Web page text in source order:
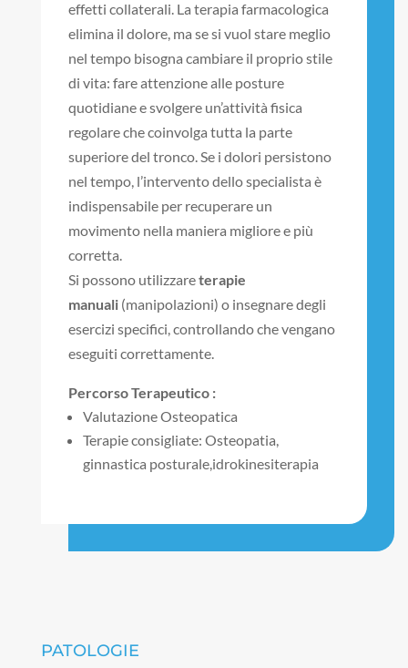
effetti collaterali. La terapia farmacologica
elimina il dolore, ma se si vuol stare meglio
nel tempo bisogna cambiare il proprio stile
di vita: fare attenzione alle posture
quotidiane e svolgere un’attività fisica
regolare che coinvolga tutta la parte
superiore del tronco. Se i dolori persistono
nel tempo, l’intervento dello specialista è
indispensabile per recuperare un
movimento nella maniera migliore e più
corretta.
Si possono utilizzareterapie
manuali(manipolazioni) o insegnare degli
esercizi specifici, controllando che vengano
eseguiti correttamente.
Percorso Terapeutico :
Valutazione Osteopatica
Terapie consigliate: Osteopatia,
ginnastica posturale,idrokinesiterapia
PATOLOGIE